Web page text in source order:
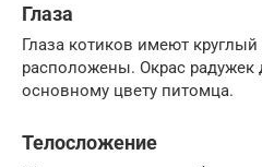
Глаза
Глаза котиков имеют
расположены. Окрас радужек
основному цвету питомца.
Телосложение